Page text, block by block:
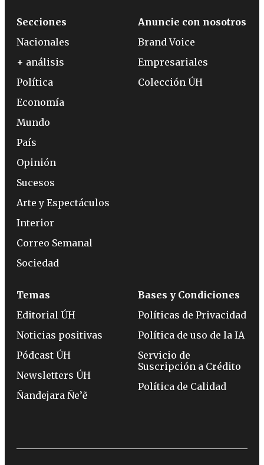
Secciones
Nacionales
+ análisis
Política
Economía
Mundo
País
Opinión
Sucesos
Arte y Espectáculos
Interior
Correo Semanal
Sociedad
Anuncie con nosotros
Brand Voice
Empresariales
Colección ÚH
Temas
Editorial ÚH
Noticias positivas
Pódcast ÚH
Newsletters ÚH
Ñandejara Ñe’ẽ
Bases y Condiciones
Políticas de Privacidad
Política de uso de la IA
Servicio de
Suscripción a Crédito
Política de Calidad